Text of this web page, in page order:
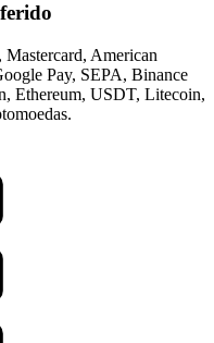
American
Pay, SEPA, Binance
Ethereum, USDT, Litecoin,